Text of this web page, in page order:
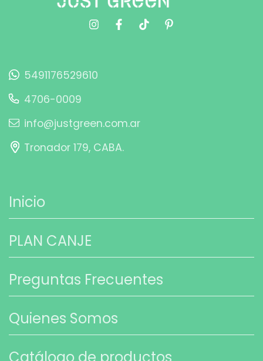
5491176529610
4706-0009
info@justgreen.com.ar
Tronador 179, CABA.
Inicio
PLAN CANJE
Preguntas Frecuentes
Quienes Somos
Catálogo de productos